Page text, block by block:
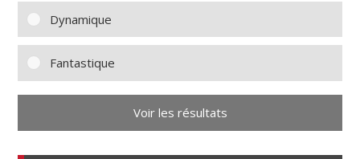
Dynamique
Fantastique
Voir les résultats